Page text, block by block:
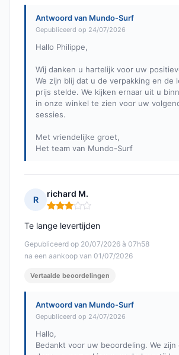
Antwoord van Mundo-Surf
Gepubliceerd op 24/07/2026
Hallo Philippe,
Wij danken u hartelijk voor uw
We zijn blij dat u de verpakking en de
prijs stelde. We kijken ernaar uit u
in onze winkel te zien voor uw
sessies.
Met vriendelijke groet,
Het team van Mundo-Surf
R
richard M.
Opmerking: 3 van 5
Gepubliceerd op 20/07/2026 à 07h58
na een aankoop van 01/07/2026
Te lange levertijden
Vertaalde beoordelingen
Antwoord van Mundo-Surf
Gepubliceerd op 24/07/2026
Hallo,
Bedankt voor uw beoordeling. We